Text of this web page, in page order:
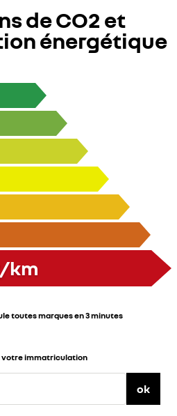
de CO2 et
énergétique
km
toutes marques en 3 minutes
votre immatriculation
ok